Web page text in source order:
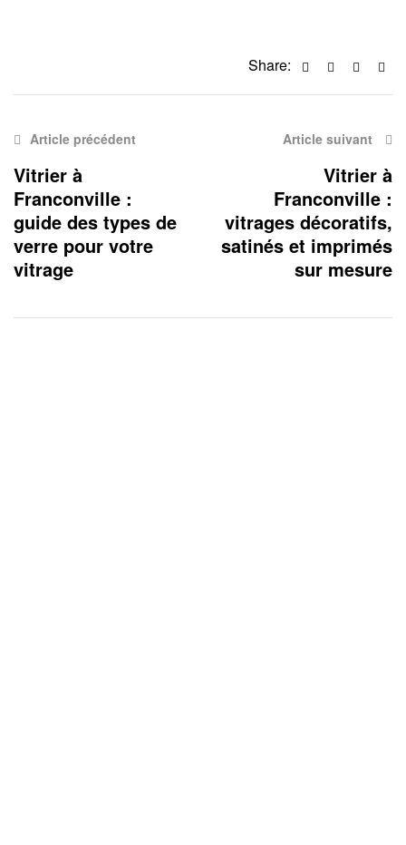
Share: Facebook
Twitter
Article précédent
Vitrier à
Franconville :
guide des types de
verre pour votre
vitrage
Article suivant
Vitrier à
Franconville :
vitrages décoratifs,
satinés et imprimés
sur mesure